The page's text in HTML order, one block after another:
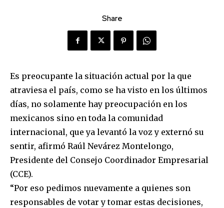
Share
Es preocupante la situación actual por la que
atraviesa el país, como se ha visto en los últimos
días, no solamente hay preocupación en los
mexicanos sino en toda la comunidad
internacional, que ya levantó la voz y externó su
sentir, afirmó Raúl Nevárez Montelongo,
Presidente del Consejo Coordinador Empresarial
(CCE).
“Por eso pedimos nuevamente a quienes son
responsables de votar y tomar estas decisiones,